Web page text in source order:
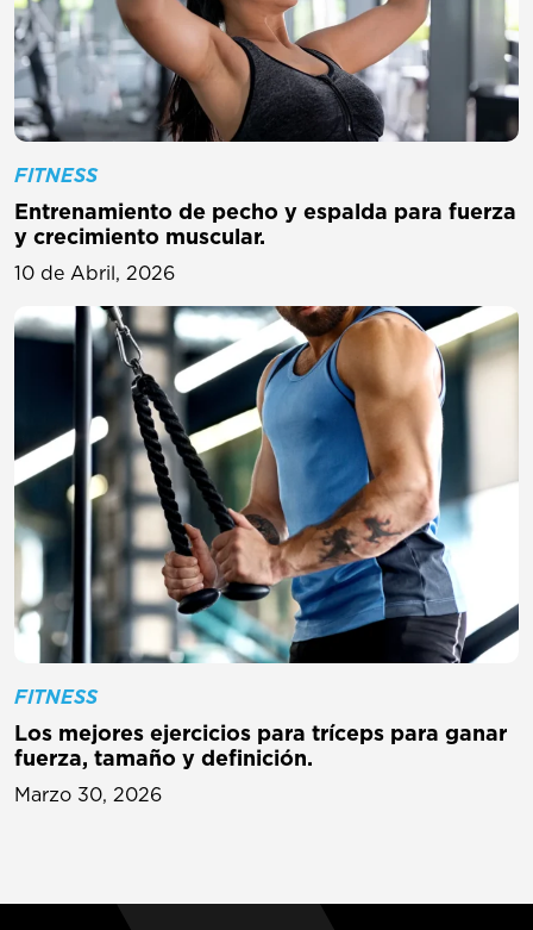
FITNESS
Entrenamiento de pecho y espalda para fuerza
y ​​crecimiento muscular.
10 de Abril, 2026
FITNESS
Los mejores ejercicios para tríceps para ganar
fuerza, tamaño y definición.
Marzo 30, 2026